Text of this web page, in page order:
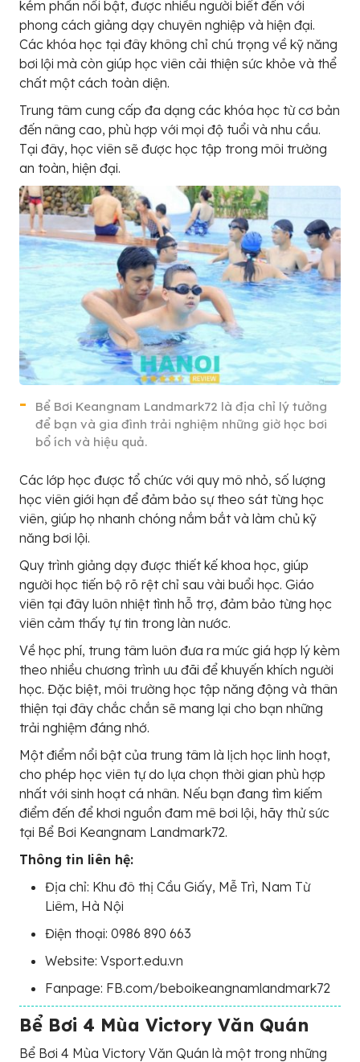
kém phần nổi bật, được nhiều người biết đến với
phong cách giảng dạy chuyên nghiệp và hiện đại.
Các khóa học tại đây không chỉ chú trọng về kỹ năng
bơi lội mà còn giúp học viên cải thiện sức khỏe và thể
chất một cách toàn diện.
Trung tâm cung cấp đa dạng các khóa học từ cơ bản
đến nâng cao, phù hợp với mọi độ tuổi và nhu cầu.
Tại đây, học viên sẽ được học tập trong môi trường
an toàn, hiện đại.
Bể Bơi Keangnam Landmark72 là địa chỉ lý tưởng
để bạn và gia đình trải nghiệm những giờ học bơi
bổ ích và hiệu quả.
Các lớp học được tổ chức với quy mô nhỏ, số lượng
học viên giới hạn để đảm bảo sự theo sát từng học
viên, giúp họ nhanh chóng nắm bắt và làm chủ kỹ
năng bơi lội.
Quy trình giảng dạy được thiết kế khoa học, giúp
người học tiến bộ rõ rệt chỉ sau vài buổi học. Giáo
viên tại đây luôn nhiệt tình hỗ trợ, đảm bảo từng học
viên cảm thấy tự tin trong làn nước.
Về học phí, trung tâm luôn đưa ra mức giá hợp lý kèm
theo nhiều chương trình ưu đãi để khuyến khích người
học. Đặc biệt, môi trường học tập năng động và thân
thiện tại đây chắc chắn sẽ mang lại cho bạn những
trải nghiệm đáng nhớ.
Một điểm nổi bật của trung tâm là lịch học linh hoạt,
cho phép học viên tự do lựa chọn thời gian phù hợp
nhất với sinh hoạt cá nhân. Nếu bạn đang tìm kiếm
điểm đến để khơi nguồn đam mê bơi lội, hãy thử sức
tại Bể Bơi Keangnam Landmark72.
Thông tin liên hệ:
Địa chỉ: Khu đô thị Cầu Giấy, Mễ Trì, Nam Từ
Liêm, Hà Nội
Điện thoại: 0986 890 663
Website: Vsport.edu.vn
Fanpage: FB.com/beboikeangnamlandmark72
Bể Bơi 4 Mùa Victory Văn Quán
Bể Bơi 4 Mùa Victory Văn Quán là một trong những